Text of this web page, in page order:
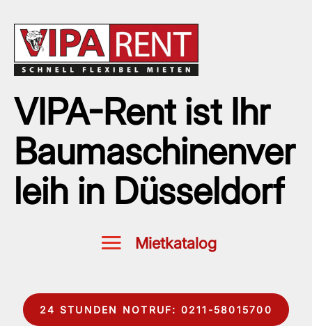
VIPA-Rent ist Ihr
Baumaschinenver
leih in Düsseldorf
24 STUNDEN NOTRUF: 0211-58015700